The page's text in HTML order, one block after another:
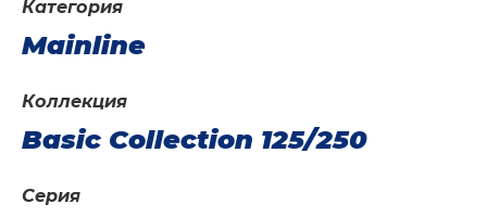
Категория
Mainline
Коллекция
Basic Collection 125/250
Серия